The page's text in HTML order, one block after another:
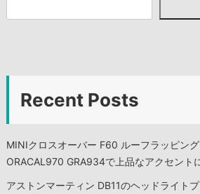
Recent Posts
MINIクロスオーバー F60 ルーフラッピン
ORACAL970 GRA934で上品なアクセント
アストンマーティン DB11のヘッドライト